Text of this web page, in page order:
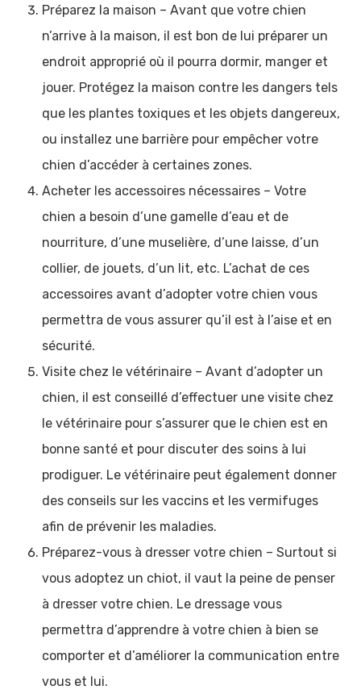
Préparez la maison – Avant que votre chien
n’arrive à la maison, il est bon de lui préparer un
endroit approprié où il pourra dormir, manger et
jouer. Protégez la maison contre les dangers tels
que les plantes toxiques et les objets dangereux,
ou installez une barrière pour empêcher votre
chien d’accéder à certaines zones.
Acheter les accessoires nécessaires – Votre
chien a besoin d’une gamelle d’eau et de
nourriture, d’une muselière, d’une laisse, d’un
collier, de jouets, d’un lit, etc. L’achat de ces
accessoires avant d’adopter votre chien vous
permettra de vous assurer qu’il est à l’aise et en
sécurité.
Visite chez le vétérinaire – Avant d’adopter un
chien, il est conseillé d’effectuer une visite chez
le vétérinaire pour s’assurer que le chien est en
bonne santé et pour discuter des soins à lui
prodiguer. Le vétérinaire peut également donner
des conseils sur les vaccins et les vermifuges
afin de prévenir les maladies.
Préparez-vous à dresser votre chien – Surtout si
vous adoptez un chiot, il vaut la peine de penser
à dresser votre chien. Le dressage vous
permettra d’apprendre à votre chien à bien se
comporter et d’améliorer la communication entre
vous et lui.